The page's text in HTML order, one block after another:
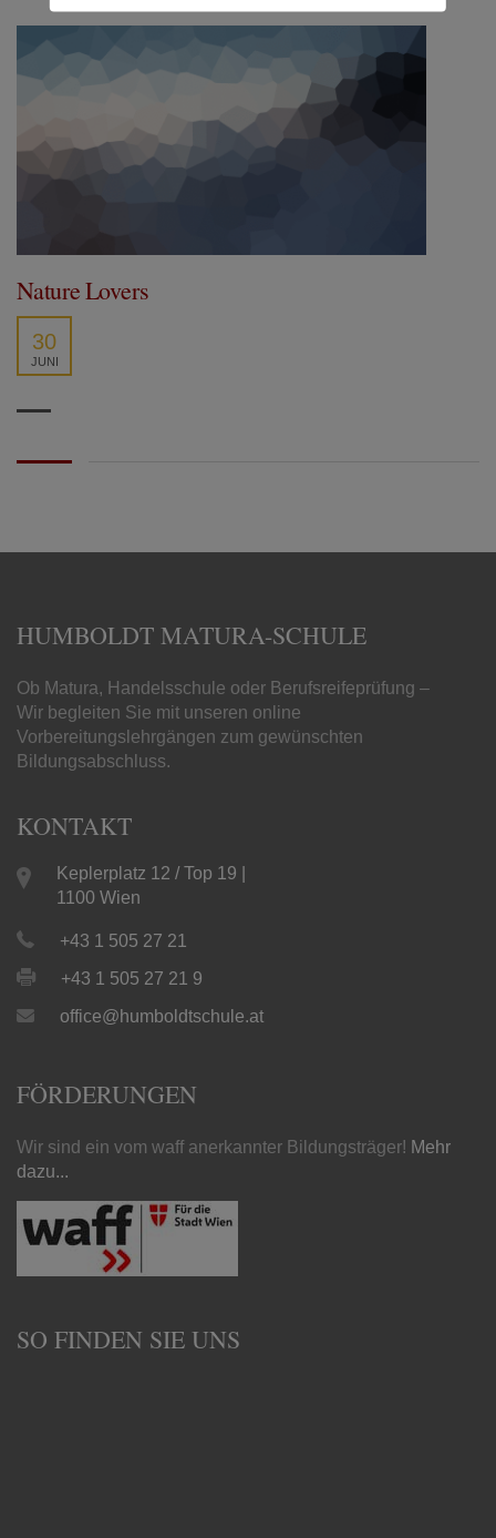
Nature Lovers
30
JUNI
HUMBOLDT MATURA-SCHULE
Ob Matura, Handelsschule oder Berufsreifeprüfung –
Wir begleiten Sie mit unseren online
Vorbereitungslehrgängen zum gewünschten
Bildungsabschluss.
KONTAKT
Keplerplatz 12 / Top 19 |
1100 Wien
+43 1 505 27 21
+43 1 505 27 21 9
office@humboldtschule.at
FÖRDERUNGEN
Wir sind ein vom waff anerkannter Bildungsträger! Mehr
dazu...
SO FINDEN SIE UNS